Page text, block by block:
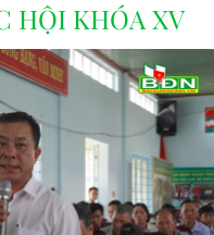
HỘI KHÓA XV